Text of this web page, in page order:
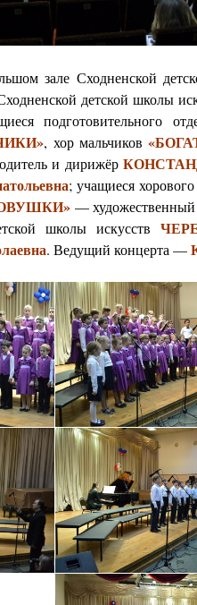
зале Сходненской
детской школы
подготовительного
, хор мальчиков
и дирижёр
; учащиеся
— художественный
школы искусств
. Ведущий концерта —